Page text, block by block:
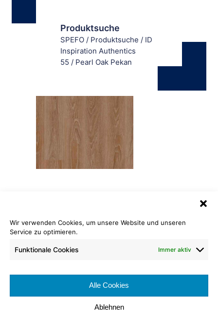
Wir verwenden Cookies, um unsere Website und unseren
Service zu optimieren.
Funktionale Cookies Immer aktiv
Alle Cookies
Ablehnen
Produktsuche
SPEFO / Produktsuche / ID
Inspiration Authentics
55 / Pearl Oak Pekan
Länge: 122,00 cm
Nutzschicht: 0,55 mm
Nutzungsklasse: